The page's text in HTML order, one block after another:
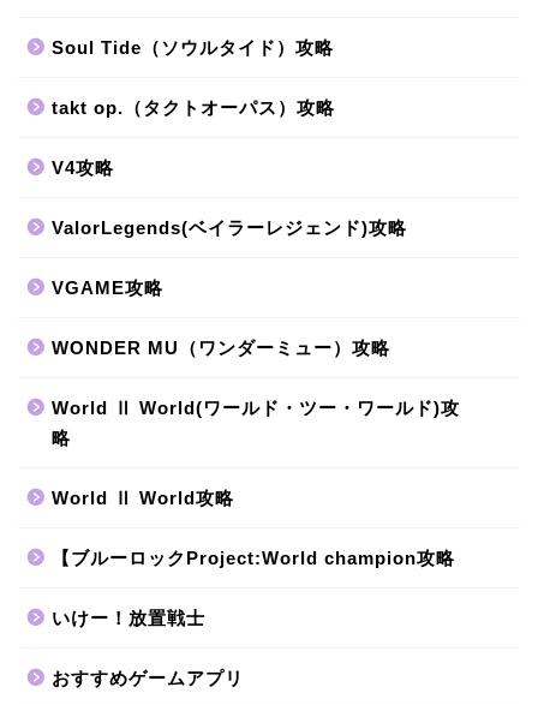
Soul Tide（ソウルタイド）攻略
takt op.（タクトオーパス）攻略
V4攻略
ValorLegends(ベイラーレジェンド)攻略
VGAME攻略
WONDER MU（ワンダーミュー）攻略
World Ⅱ World(ワールド・ツー・ワールド)攻
略
World Ⅱ World攻略
【ブルーロックProject:World champion攻略
いけー！放置戦士
おすすめゲームアプリ